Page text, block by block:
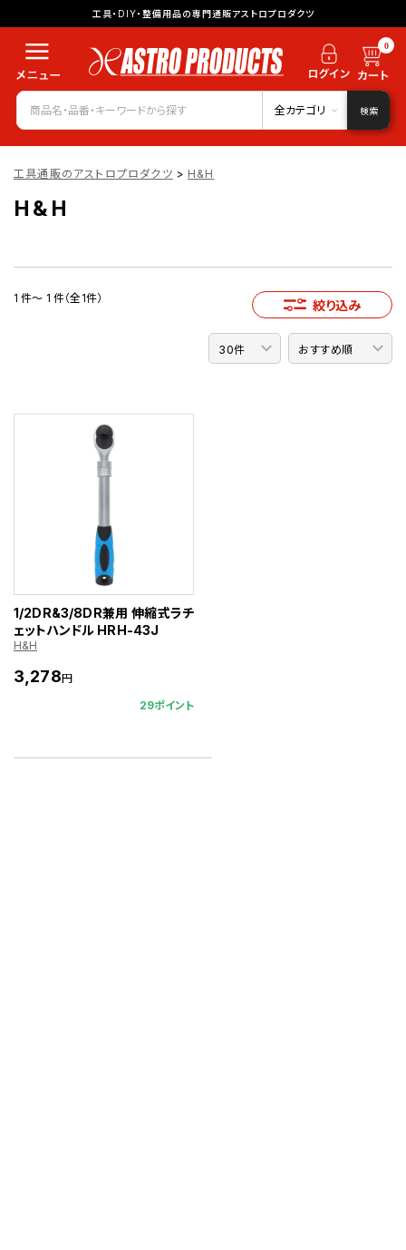
工具・DIY・整備用品の専門通販アストロプロダクツ
0
全カテゴリ 検索
工具通販のアストロプロダクツ > H&H
H&H
1 件～ 1 件（全1件） 絞り込み
1/2DR&3/8DR兼用 伸縮式ラチ
ェットハンドル HRH-43J
H&H
3,278円
29ポイント